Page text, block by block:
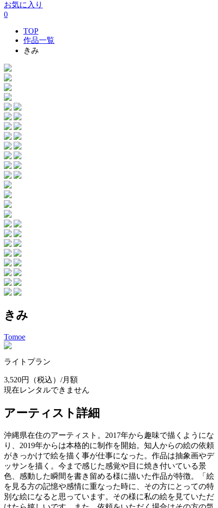
お気に入り
0
TOP
作品一覧
きみ
きみ
Tomoe
ライトプラン
3,520円
（税込）/月額
現在レンタルできません
アーティスト詳細
沖縄県在住のアーティスト。2017年から趣味で描くようにな
り、2019年からは本格的に制作を開始。知人からの絵の依頼
がきっかけで絵を描く事が仕事になった。作品は抽象画やデ
ッサンを描く。今まで感じた感覚や目に焼き付いている景
色、感動した瞬間を書き留める様に描いた作品が特徴。「絵
を見る方の記憶や感情に重なった時に、その方にとっての特
別な絵になると思っています。その様に私の絵を見ていただ